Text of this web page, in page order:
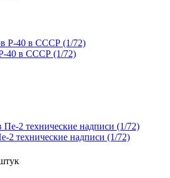
40 в СССР (1/72)
2 технические надписи (1/72)